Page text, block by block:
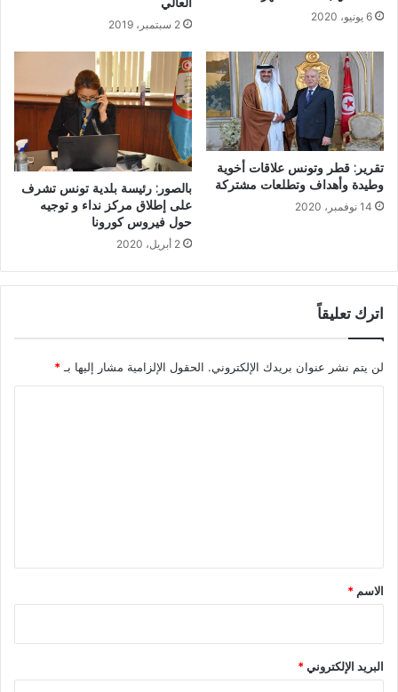
6 يونيو، 2020
2 سبتمبر، 2019
تقرير: قطر وتونس علاقات أخوية
وطيدة وأهداف وتطلعات مشتركة
14 نوفمبر، 2020
بالصور: رئيسة بلدية تونس تشرف
على إطلاق مركز نداء و توجيه
حول فيروس كورونا
2 أبريل، 2020
اترك تعليقاً
لن يتم نشر عنوان بريدك الإلكتروني. الحقول الإلزامية مشار إليها بـ *
*
الاسم *
البريد الإلكتروني*